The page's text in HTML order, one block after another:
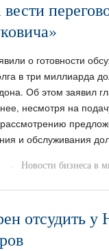
о готовности
в три миллиарда
Об этом заявил
несмотря на
и обслуживания
· Новости бизнеса в
отсудить у